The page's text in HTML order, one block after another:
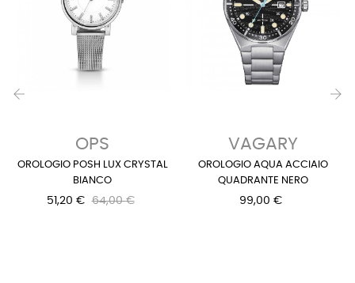
OPS
OROLOGIO POSH LUX CRYSTAL
BIANCO
51,20 € 64,00 €
VAGARY
OROLOGIO AQUA ACCIAIO
QUADRANTE NERO
99,00 €